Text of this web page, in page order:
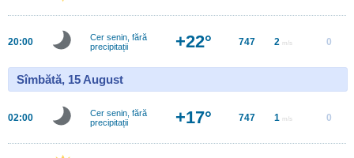
20:00
Cer senin, fără
precipitații
+22° 747 2 m/s 0
Sîmbătă, 15 August
02:00
Cer senin, fără
precipitații
+17° 747 1 m/s 0